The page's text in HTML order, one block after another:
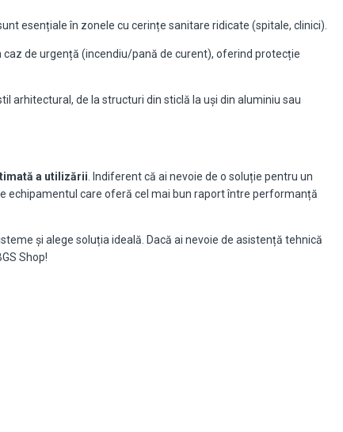
esențiale în zonele cu cerințe sanitare ridicate (spitale, clinici).
de urgență (incendiu/pană de curent), oferind protecție
arhitectural, de la structuri din sticlă la uși din aluminiu sau
a utilizării . Indiferent că ai nevoie de o soluție pentru un
echipamentul care oferă cel mai bun raport între performanță
și alege soluția ideală. Dacă ai nevoie de asistență tehnică
Shop!